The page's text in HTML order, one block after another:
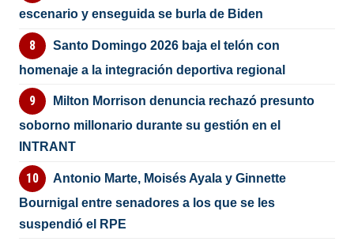
escenario y enseguida se burla de Biden
Santo Domingo 2026 baja el telón con
homenaje a la integración deportiva regional
Milton Morrison denuncia rechazó presunto
soborno millonario durante su gestión en el
INTRANT
Antonio Marte, Moisés Ayala y Ginnette
Bournigal entre senadores a los que se les
suspendió el RPE